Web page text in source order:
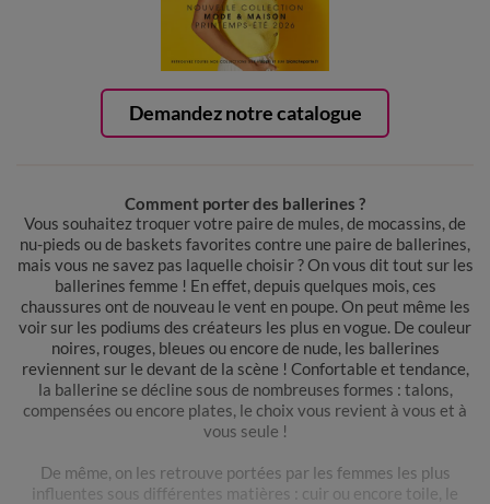
Demandez notre catalogue
Comment porter des ballerines ?
Vous souhaitez troquer votre paire de mules, de mocassins, de
nu-pieds ou de baskets favorites contre une paire de ballerines,
mais vous ne savez pas laquelle choisir ? On vous dit tout sur les
ballerines femme ! En effet, depuis quelques mois, ces
chaussures ont de nouveau le vent en poupe. On peut même les
voir sur les podiums des créateurs les plus en vogue. De couleur
noires, rouges, bleues ou encore de nude, les ballerines
reviennent sur le devant de la scène ! Confortable et tendance,
la ballerine se décline sous de nombreuses formes : talons,
compensées ou encore plates, le choix vous revient à vous et à
vous seule !
De même, on les retrouve portées par les femmes les plus
influentes sous différentes matières : cuir ou encore toile, le